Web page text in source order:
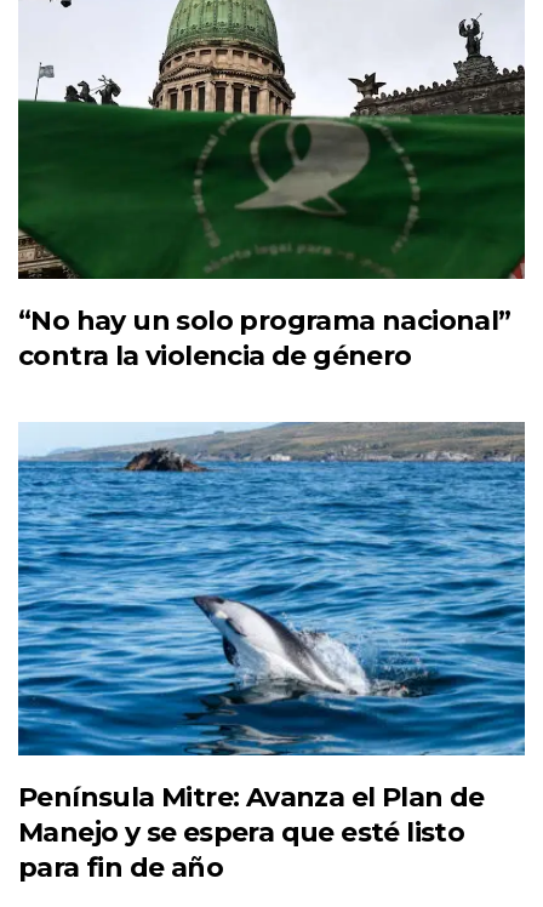
“No hay un solo programa nacional”
contra la violencia de género
Península Mitre: Avanza el Plan de
Manejo y se espera que esté listo
para fin de año